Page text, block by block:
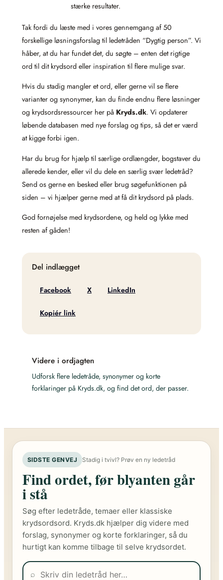
stærke resultater.
Tak fordi du læste med i vores gennemgang af 50
forskellige løsningsforslag til ledetråden “Dygtig person”. Vi
håber, at du har fundet det, du søgte – enten det rigtige
ord til dit krydsord eller inspiration til flere mulige svar.
Hvis du stadig mangler et ord, eller gerne vil se flere
varianter og synonymer, kan du finde endnu flere løsninger
og krydsordsressourcer her på Kryds.dk. Vi opdaterer
løbende databasen med nye forslag og tips, så det er værd
at kigge forbi igen.
Har du brug for hjælp til særlige ordlængder, bogstaver du
allerede kender, eller vil du dele en særlig svær ledetråd?
Send os gerne en besked eller brug søgefunktionen på
siden – vi hjælper gerne med at få dit krydsord på plads.
God fornøjelse med krydsordene, og held og lykke med
resten af gåden!
Del indlægget
Facebook X LinkedIn
Kopiér link
Videre i ordjagten
Udforsk flere ledetråde, synonymer og korte
forklaringer på Kryds.dk, og find det ord, der passer.
SIDSTE GENVEJ Stadig i tvivl? Prøv en ny ledetråd
Find ordet, før blyanten går
i stå
Søg efter ledetråde, temaer eller klassiske
krydsordsord. Kryds.dk hjælper dig videre med
forslag, synonymer og korte forklaringer, så du
hurtigt kan komme tilbage til selve krydsordet.
⌕